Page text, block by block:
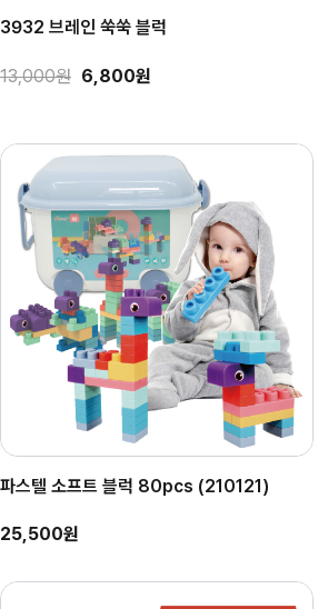
3932 브레인 쑥쑥 블럭
13,000원 6,800원
파스텔 소프트 블럭 80pcs (210121)
25,500원